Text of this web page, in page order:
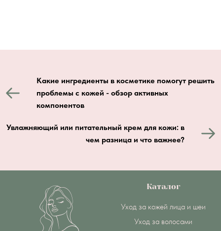
Какие ингредиенты в косметике помогут решить
проблемы с кожей - обзор активных
компонентов
Увлажняющий или питательный крем для кожи: в
чем разница и что важнее?
Каталог
Уход за кожей лица и шеи
Уход за волосами